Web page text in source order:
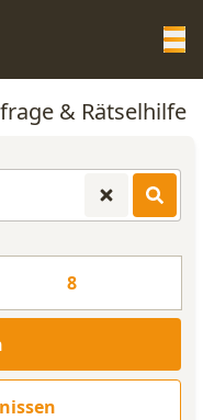
HILFE& Rätselhilfe
8